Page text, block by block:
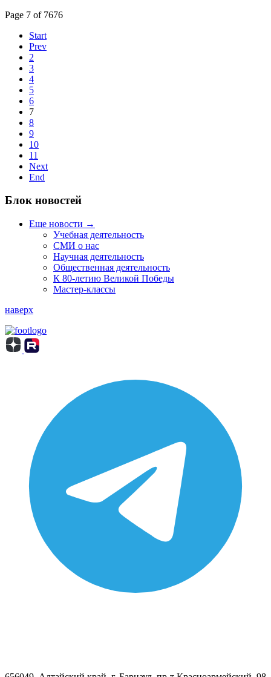
Page 7 of 7676
Start
Prev
2
3
4
5
6
7
8
9
10
11
Next
End
Блок новостей
Еще новости →
Учебная деятельность
СМИ о нас
Научная деятельность
Общественная деятельность
К 80-летию Великой Победы
Мастер-классы
наверх